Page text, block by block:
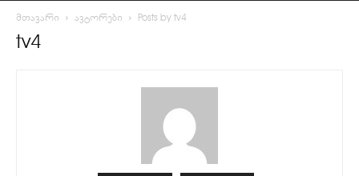
მთავარი ავტორები Posts by tv4
tv4